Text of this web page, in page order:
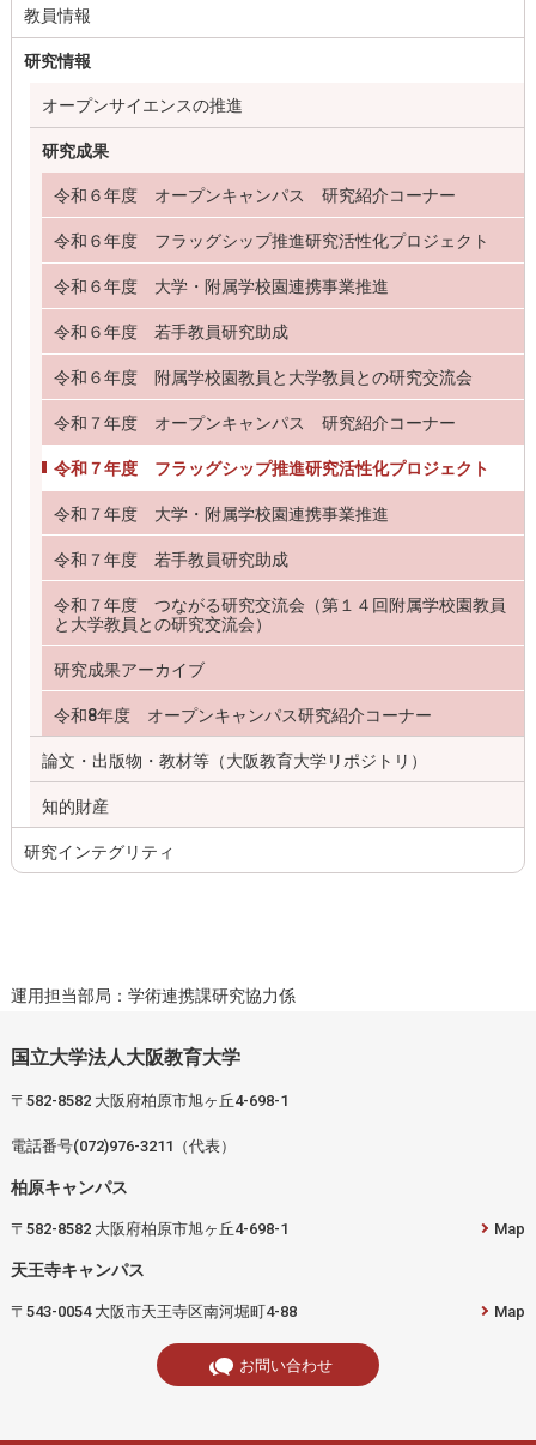
教員情報
研究情報
オープンサイエンスの推進
研究成果
令和６年度 オープンキャンパス 研究紹介コーナー
令和６年度 フラッグシップ推進研究活性化プロジェクト
令和６年度 大学・附属学校園連携事業推進
令和６年度 若手教員研究助成
令和６年度 附属学校園教員と大学教員との研究交流会
令和７年度 オープンキャンパス 研究紹介コーナー
令和７年度 フラッグシップ推進研究活性化プロジェクト
令和７年度 大学・附属学校園連携事業推進
令和７年度 若手教員研究助成
令和７年度 つながる研究交流会（第１４回附属学校園教員
と大学教員との研究交流会）
研究成果アーカイブ
令和8年度 オープンキャンパス研究紹介コーナー
論文・出版物・教材等（大阪教育大学リポジトリ）
知的財産
研究インテグリティ
運用担当部局：学術連携課研究協力係
国立大学法人大阪教育大学
〒582-8582 大阪府柏原市旭ヶ丘4-698-1
電話番号(072)976-3211（代表）
柏原キャンパス
〒582-8582 大阪府柏原市旭ヶ丘4-698-1 Map
天王寺キャンパス
〒543-0054 大阪市天王寺区南河堀町4-88 Map
お問い合わせ